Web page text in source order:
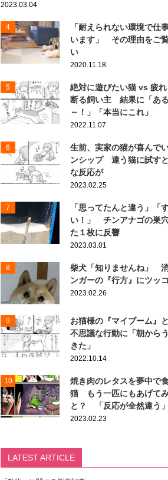
2023.03.04
4
「耐えられない環境で仕
います」 その理由をご
い
2020.11.18
5
絶対に遊びたい猫 vs 疲
断る飼い主 結果に「あ
～！」「本当にこれ」
2022.11.07
6
生前、実家の猫が喜んで
ンシップ 違う猫に試す
な反応が
2023.02.25
7
「思ってたんと違う」「
い！」 チンアナゴの巣
た１枚に反響
2023.03.01
8
柴犬「知りませんね」
ンガーの『行方』にツッ
2023.02.26
9
お猫様の『マイブーム』
不思議な行動に「朝から
きた」
2022.10.14
10
焼き肉のレタスを夢中で
猫 もう一匹にもあげて
と？ 「反応が全然違う」
2023.02.23
LATEST ARTICLE